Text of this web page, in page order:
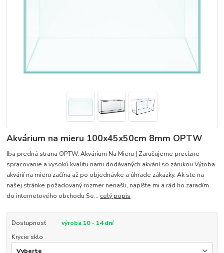
Akvárium na mieru 100x45x50cm 8mm OPTW
Iba predná strana OPTW. Akvárium Na Mieru | Zaručujeme precízne
spracovanie a vysokú kvalitu nami dodávaných akvárií so zárukou Výroba
akvárií na mieru začína až po objednávke a úhrade zákazky. Ak ste na
našej stránke požadovaný rozmer nenašli, napíšte mi a rád ho zaradím
do internetového obchodu Se... celý popis
Dostupnosť
výroba 10 - 14 dní
Krycie sklo